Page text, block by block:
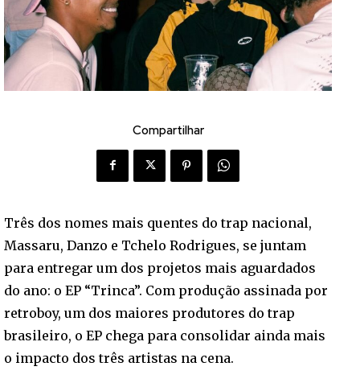
Compartilhar
Três dos nomes mais quentes do trap nacional,
Massaru, Danzo e Tchelo Rodrigues, se juntam
para entregar um dos projetos mais aguardados
do ano: o EP “Trinca”. Com produção assinada por
retroboy, um dos maiores produtores do trap
brasileiro, o EP chega para consolidar ainda mais
o impacto dos três artistas na cena.